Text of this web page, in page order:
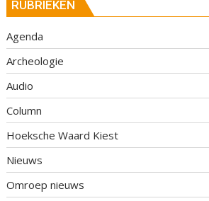
RUBRIEKEN
Agenda
Archeologie
Audio
Column
Hoeksche Waard Kiest
Nieuws
Omroep nieuws